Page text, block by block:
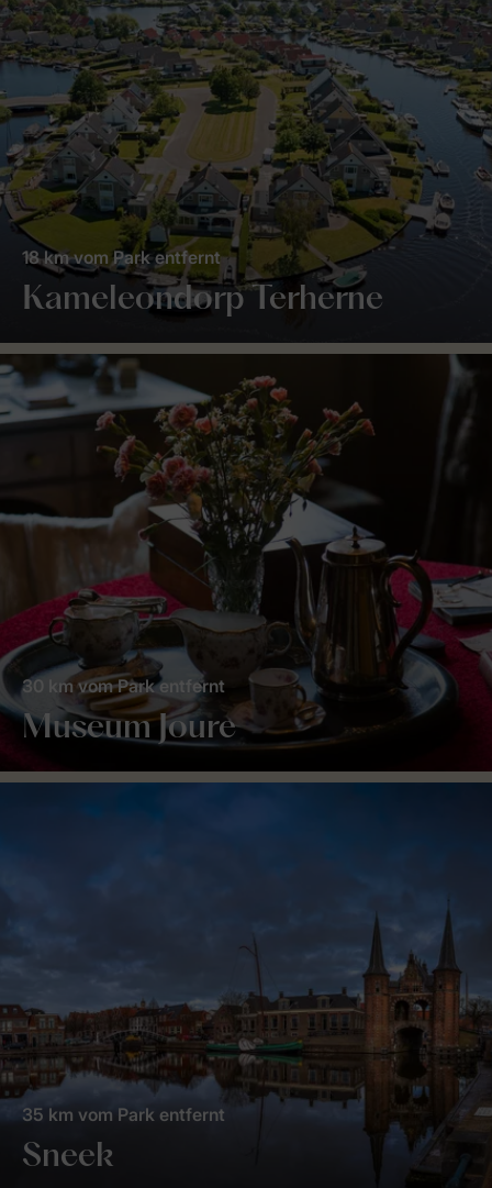
Kameleondorp Terherne
18 km vom Park entfernt
Museum Joure
30 km vom Park entfernt
Sneek
35 km vom Park entfernt